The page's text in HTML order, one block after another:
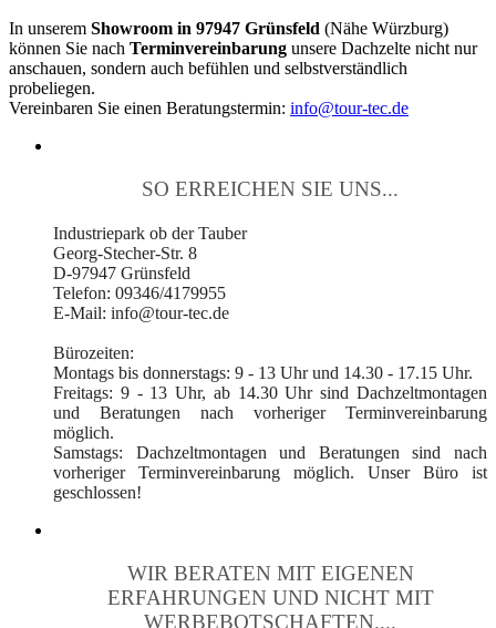
In unserem Showroom in 97947 Grünsfeld (Nähe Würzburg)
können Sie nach Terminvereinbarung unsere Dachzelte nicht nur
anschauen, sondern auch befühlen und selbstverständlich
probeliegen.
Vereinbaren Sie einen Beratungstermin: info@tour-tec.de
SO ERREICHEN SIE UNS...
Industriepark ob der Tauber
Georg-Stecher-Str. 8
D-97947 Grünsfeld
Telefon: 09346/4179955
E-Mail: info@tour-tec.de
Bürozeiten:
Montags bis donnerstags: 9 - 13 Uhr und 14.30 - 17.15 Uhr.
Freitags: 9 - 13 Uhr, ab 14.30 Uhr sind Dachzeltmontagen
und Beratungen nach vorheriger Terminvereinbarung
möglich.
Samstags: Dachzeltmontagen und Beratungen sind nach
vorheriger Terminvereinbarung möglich. Unser Büro ist
geschlossen!
WIR BERATEN MIT EIGENEN
ERFAHRUNGEN UND NICHT MIT
WERBEBOTSCHAFTEN....